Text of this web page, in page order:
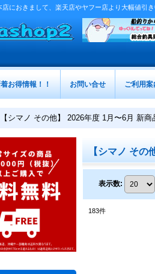
店におきまして、楽天店やヤフー店より大幅値引き
お得情報！！ お問い合せ ご利用案
【シマノ その他】 2026年度 1月〜6月 新商
【シマノ そ
表示数:
183件